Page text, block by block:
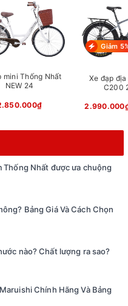
mini Thống Nhất
NEW 24
Giảm
Xe đạp
C200
Thống Nhất được ưa chuộng
Bảng Giá Và Cách Chọn
nào? Chất lượng ra sao?
Chính Hãng Và Bảng